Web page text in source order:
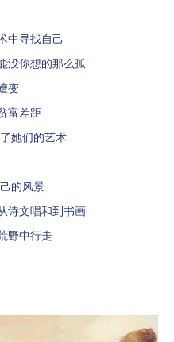
中寻找自己
没你想的那么孤
变
富差距
她们的艺术
的风景
诗文唱和到书画
野中行走